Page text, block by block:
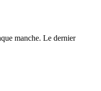
manche. Le dernier